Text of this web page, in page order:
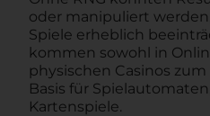
oder manipuliert
Spiele erheblich
kommen sowohl in
physischen Casinos
Basis für
Kartenspiele.